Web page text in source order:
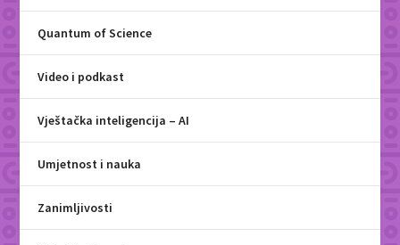
Quantum of Science
Video i podkast
Vještačka inteligencija – AI
Umjetnost i nauka
Zanimljivosti